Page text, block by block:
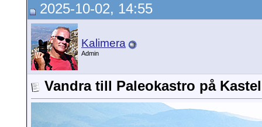
2025-10-02, 14:55
Kalimera
Admin
Vandra till Paleokastro på